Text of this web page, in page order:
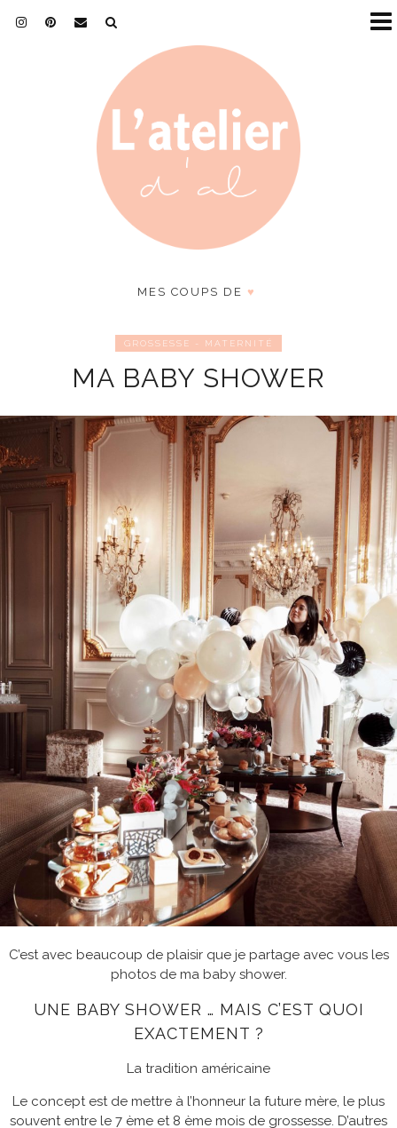
MES COUPS DE ♥
GROSSESSE - MATERNITÉ
MA BABY SHOWER
C’est avec beaucoup de plaisir que je partage avec vous les
photos de ma baby shower.
UNE BABY SHOWER … MAIS C’EST QUOI
EXACTEMENT ?
La tradition américaine
Le concept est de mettre à l’honneur la future mère, le plus
souvent entre le 7 ème et 8 ème mois de grossesse. D’autres